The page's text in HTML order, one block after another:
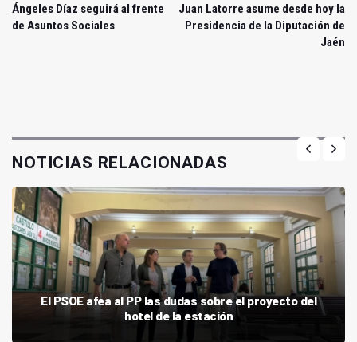
Ángeles Díaz seguirá al frente
de Asuntos Sociales
Juan Latorre asume desde hoy la
Presidencia de la Diputación de
Jaén
NOTICIAS RELACIONADAS
El PSOE afea al PP las dudas sobre el proyecto del
hotel de la estación